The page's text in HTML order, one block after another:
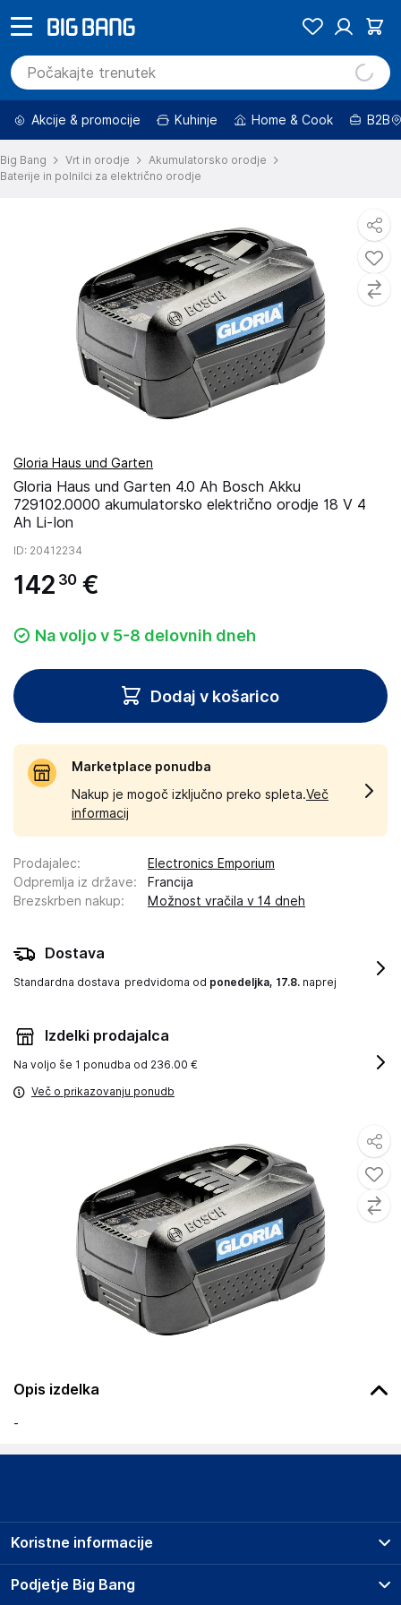
Akcije & promocije Kuhinje Home & Cook B2B
Big Bang Vrt in orodje
Akumulatorsko orodje
Baterije in polnilci za električno orodje
Opis izdelka
-
Gloria Haus und Garten
Gloria Haus und Garten 4.0 Ah Bosch Akku
729102.0000 akumulatorsko električno orodje 18 V 4
Ah Li-Ion
ID: 20412234
142 30 €
Na voljo v 5-8 delovnih dneh
Dodaj v košarico
Marketplace ponudba
Nakup je mogoč izključno preko spleta.Več
informacij
Prodajalec:
Electronics Emporium
Odpremlja iz države:
Francija
Brezskrben nakup: Možnost vračila v 14 dneh
Dostava
Standardna dostava predvidoma od ponedeljka, 17.8. naprej
Izdelki prodajalca
Na voljo še 1 ponudba od 236.00 €
Več o prikazovanju ponudb
Podjetje Big Bang
Koristne informacije
Prodajna mesta